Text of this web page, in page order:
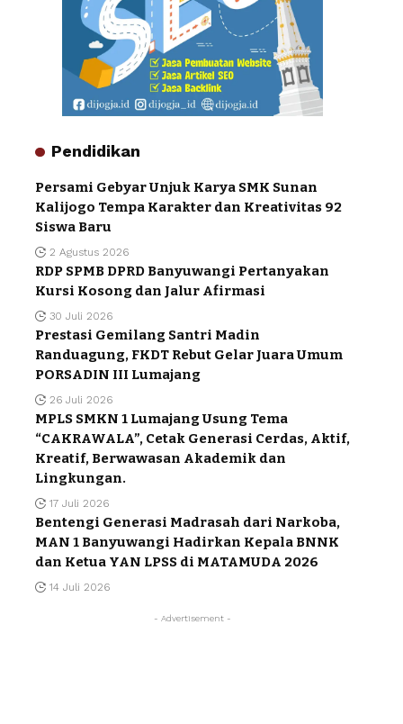
Pendidikan
Persami Gebyar Unjuk Karya SMK Sunan
Kalijogo Tempa Karakter dan Kreativitas 92
Siswa Baru
2 Agustus 2026
RDP SPMB DPRD Banyuwangi Pertanyakan
Kursi Kosong dan Jalur Afirmasi
30 Juli 2026
Prestasi Gemilang Santri Madin
Randuagung, FKDT Rebut Gelar Juara Umum
PORSADIN III Lumajang
26 Juli 2026
MPLS SMKN 1 Lumajang Usung Tema
“CAKRAWALA”, Cetak Generasi Cerdas, Aktif,
Kreatif, Berwawasan Akademik dan
Lingkungan.
17 Juli 2026
Bentengi Generasi Madrasah dari Narkoba,
MAN 1 Banyuwangi Hadirkan Kepala BNNK
dan Ketua YAN LPSS di MATAMUDA 2026
14 Juli 2026
- Advertisement -